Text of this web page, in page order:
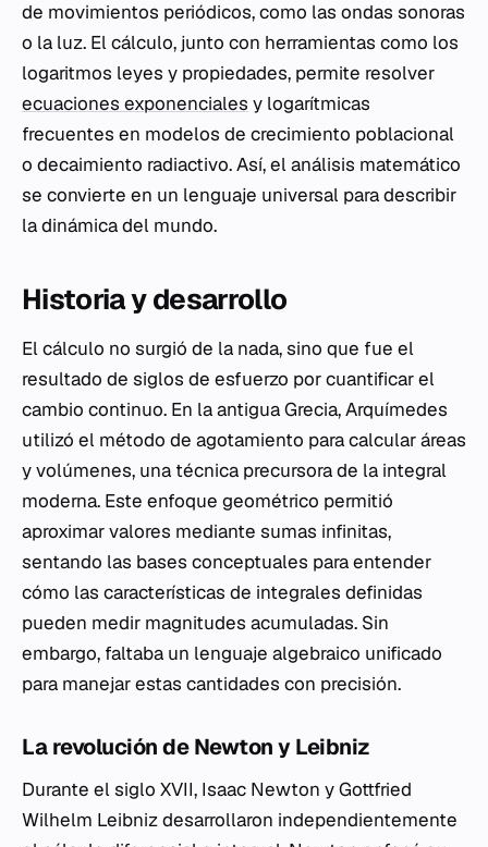
de movimientos periódicos, como las ondas sonoras
o la luz. El cálculo, junto con herramientas como los
logaritmos leyes y propiedades, permite resolver
ecuaciones exponenciales y logarítmicas
frecuentes en modelos de crecimiento poblacional
o decaimiento radiactivo. Así, el análisis matemático
se convierte en un lenguaje universal para describir
la dinámica del mundo.
Historia y desarrollo
El cálculo no surgió de la nada, sino que fue el
resultado de siglos de esfuerzo por cuantificar el
cambio continuo. En la antigua Grecia, Arquímedes
utilizó el método de agotamiento para calcular áreas
y volúmenes, una técnica precursora de la integral
moderna. Este enfoque geométrico permitió
aproximar valores mediante sumas infinitas,
sentando las bases conceptuales para entender
cómo las características de integrales definidas
pueden medir magnitudes acumuladas. Sin
embargo, faltaba un lenguaje algebraico unificado
para manejar estas cantidades con precisión.
La revolución de Newton y Leibniz
Durante el siglo XVII, Isaac Newton y Gottfried
Wilhelm Leibniz desarrollaron independientemente